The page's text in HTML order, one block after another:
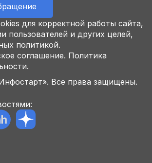
для корректной работы сайта,
пользователей и других целей,
политикой.
соглашение. Политика
Все права защищены.